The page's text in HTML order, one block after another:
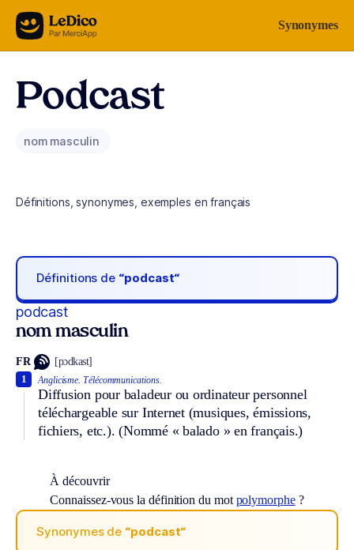
Aller au contenu Synonymes
Podcast
nom masculin
Définitions, synonymes, exemples en français
Définitions de “podcast“
podcast
nom masculin
FR [pɔdkast]
Anglicisme. Télécommunications.
Diffusion pour baladeur ou ordinateur personnel
téléchargeable sur Internet (musiques, émissions,
fichiers, etc.). (Nommé « balado » en français.)
1
À découvrir
Connaissez-vous la définition du mot polymorphe?
Synonymes de “podcast“